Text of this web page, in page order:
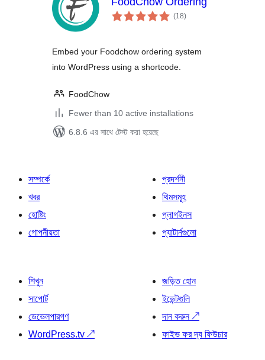
(18total
ratings
)
Embed your Foodchow ordering system
into WordPress using a shortcode.
FoodChow
Fewer than 10 active installations
6.8.6 এর সাথে টেস্ট করা হয়েছে
সম্পর্কে
খবর
হোষ্টিং
গোপনীয়তা
প্রদর্শনী
থিমসমূহ
প্লাগইনস
প্যাটার্নগুলো
শিখুন
সাপোর্ট
ডেভেলপারগণ
WordPress.tv ↗
জড়িত হোন
ইভেন্টগুলি
দান করুন↗
ফাইভ ফর দ্য ফিউচার